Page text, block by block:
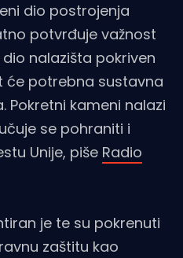
dio postrojenja
potvrđuje važnost
nalazišta pokriven
će potrebna sustavna
Pokretni kameni nalazi
se pohraniti i
Unije, piše Radio
je te su pokrenuti
zaštitu kao